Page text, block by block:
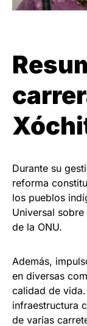
Durante su
reforma
los pueblos
Universal
de la ONU.
Además,
en diversas
calidad de
infraestructura
de varias